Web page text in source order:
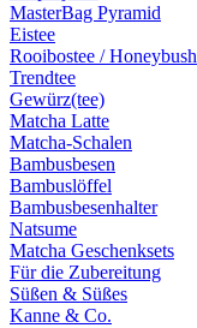
MasterBag Pyramid
Eistee
Rooibostee / Honeybush
Trendtee
Gewürz(tee)
Matcha Latte
Matcha-Schalen
Bambusbesen
Bambuslöffel
Bambusbesenhalter
Natsume
Matcha Geschenksets
Für die Zubereitung
Süßen & Süßes
Kanne & Co.